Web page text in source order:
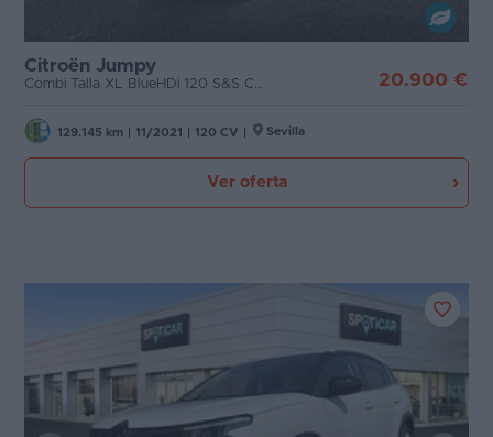
Citroën Jumpy
20.900 €
129.145 km 11/2021 120 CV Sevilla
Ver oferta